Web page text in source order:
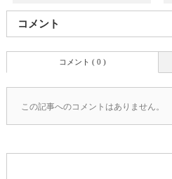
コメント
コメント ( 0 )
この記事へのコメントはありません。